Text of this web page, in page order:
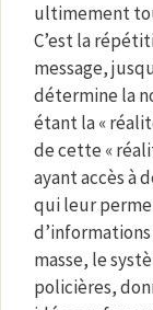
ultimement
C’est la
message,
détermine la
étant la «
de cette «
ayant accès à
qui leur
masse, le
policières,